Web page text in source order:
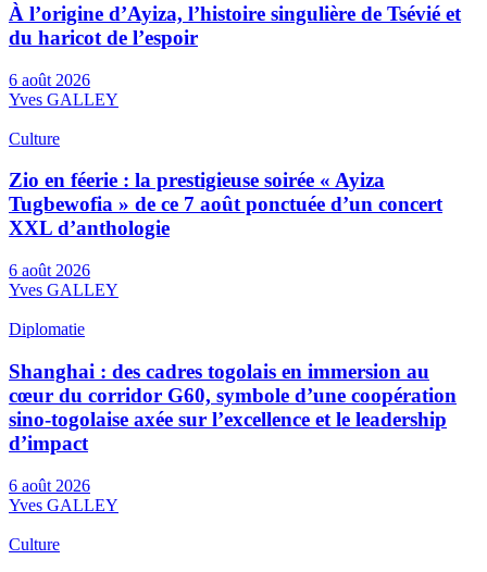
À l’origine d’Ayiza, l’histoire singulière de Tsévié et
du haricot de l’espoir
6 août 2026
Yves GALLEY
Culture
Zio en féerie : la prestigieuse soirée « Ayiza
Tugbewofia » de ce 7 août ponctuée d’un concert
XXL d’anthologie
6 août 2026
Yves GALLEY
Diplomatie
Shanghai : des cadres togolais en immersion au
cœur du corridor G60, symbole d’une coopération
sino-togolaise axée sur l’excellence et le leadership
d’impact
6 août 2026
Yves GALLEY
Culture